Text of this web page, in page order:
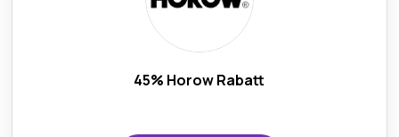
45% Horow Rabatt